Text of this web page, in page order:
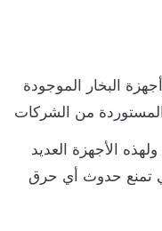
البخار الموجودة
من الشركات
الأجهزة العديد
حدوث أي حرق